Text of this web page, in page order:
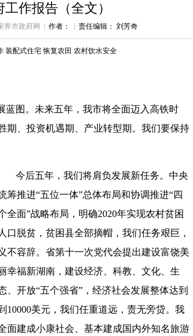
作报告（全文）
界市政府网 作者： 责任编辑： 刘芳奇
装配式住宅 恢复农田 农村饮水安全
蓝图。未来五年，我市将全面迈入高铁时
期、投资机遇期、产业转型期。我们要保持
今后五年，我们将肩负发展新任务。中央
筹推进“五位一体”总体布局和协调推进“四
全面”战略布局，明确2020年实现农村贫困
人口脱贫，贫困县全部摘帽，我们任务艰巨，
义不容辞。省第十一次党代会提出建设富饶美
幸福新湖南，建设经济、科教、文化、生
、开放“五个强省”，经济社会发展整体达到
美元，我们任重道远，责无旁贷。我
面建成小康社会、基本建成国内外知名旅游